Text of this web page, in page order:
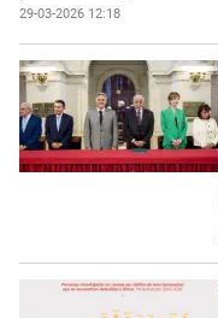
29-03-2026 12:18